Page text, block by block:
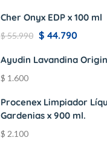
Cher Onyx EDP x 100 ml
$55.990 $ 44.790
Ayudin Lavandina
$ 1.600
Procenex Limpiador
Gardenias x 900 ml.
$ 2.100